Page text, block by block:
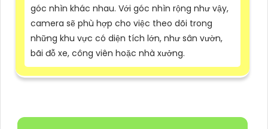
góc nhìn khác nhau. Với góc nhìn rộng như vậy,
camera sẽ phù hợp cho việc theo dõi trong
những khu vực có diện tích lớn, như sân vườn,
bãi đỗ xe, công viên hoặc nhà xưởng.